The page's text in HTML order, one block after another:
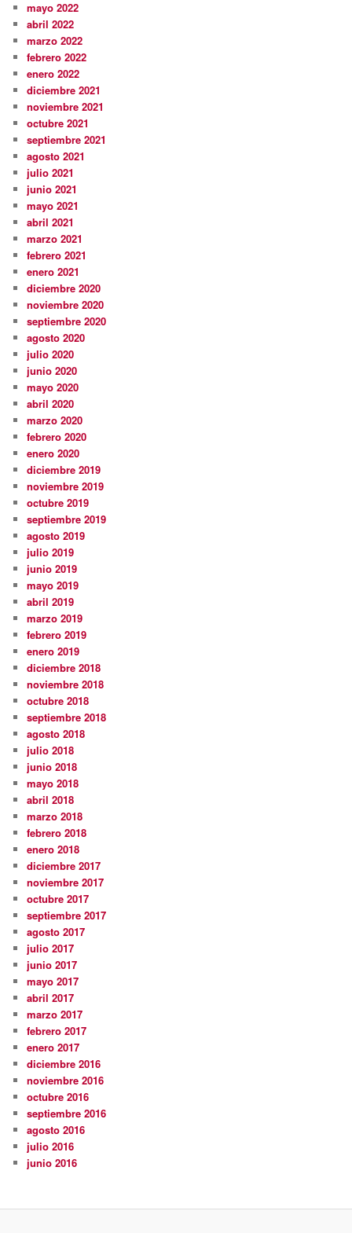
mayo 2022
abril 2022
marzo 2022
febrero 2022
enero 2022
diciembre 2021
noviembre 2021
octubre 2021
septiembre 2021
agosto 2021
julio 2021
junio 2021
mayo 2021
abril 2021
marzo 2021
febrero 2021
enero 2021
diciembre 2020
noviembre 2020
septiembre 2020
agosto 2020
julio 2020
junio 2020
mayo 2020
abril 2020
marzo 2020
febrero 2020
enero 2020
diciembre 2019
noviembre 2019
octubre 2019
septiembre 2019
agosto 2019
julio 2019
junio 2019
mayo 2019
abril 2019
marzo 2019
febrero 2019
enero 2019
diciembre 2018
noviembre 2018
octubre 2018
septiembre 2018
agosto 2018
julio 2018
junio 2018
mayo 2018
abril 2018
marzo 2018
febrero 2018
enero 2018
diciembre 2017
noviembre 2017
octubre 2017
septiembre 2017
agosto 2017
julio 2017
junio 2017
mayo 2017
abril 2017
marzo 2017
febrero 2017
enero 2017
diciembre 2016
noviembre 2016
octubre 2016
septiembre 2016
agosto 2016
julio 2016
junio 2016